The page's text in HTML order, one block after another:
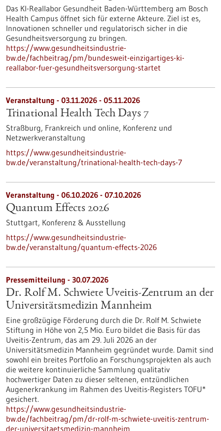
Das KI-Reallabor Gesundheit Baden-Württemberg am Bosch
Health Campus öffnet sich für externe Akteure. Ziel ist es,
Innovationen schneller und regulatorisch sicher in die
Gesundheitsversorgung zu bringen.
https://www.gesundheitsindustrie-
bw.de/fachbeitrag/pm/bundesweit-einzigartiges-ki-
reallabor-fuer-gesundheitsversorgung-startet
Veranstaltung - 03.11.2026 - 05.11.2026
Trinational Health Tech Days 7
Straßburg, Frankreich und online, Konferenz und
Netzwerkveranstaltung
https://www.gesundheitsindustrie-
bw.de/veranstaltung/trinational-health-tech-days-7
Veranstaltung - 06.10.2026 - 07.10.2026
Quantum Effects 2026
Stuttgart, Konferenz & Ausstellung
https://www.gesundheitsindustrie-
bw.de/veranstaltung/quantum-effects-2026
Pressemitteilung - 30.07.2026
Dr. Rolf M. Schwiete Uveitis-Zentrum an der
Universitätsmedizin Mannheim
Eine großzügige Förderung durch die Dr. Rolf M. Schwiete
Stiftung in Höhe von 2,5 Mio. Euro bildet die Basis für das
Uveitis-Zentrum, das am 29. Juli 2026 an der
Universitätsmedizin Mannheim gegründet wurde. Damit sind
sowohl ein breites Portfolio an Forschungsprojekten als auch
die weitere kontinuierliche Sammlung qualitativ
hochwertiger Daten zu dieser seltenen, entzündlichen
Augenerkrankung im Rahmen des Uveitis-Registers TOFU*
gesichert.
https://www.gesundheitsindustrie-
bw.de/fachbeitrag/pm/dr-rolf-m-schwiete-uveitis-zentrum-
der-universitaetsmedizin-mannheim